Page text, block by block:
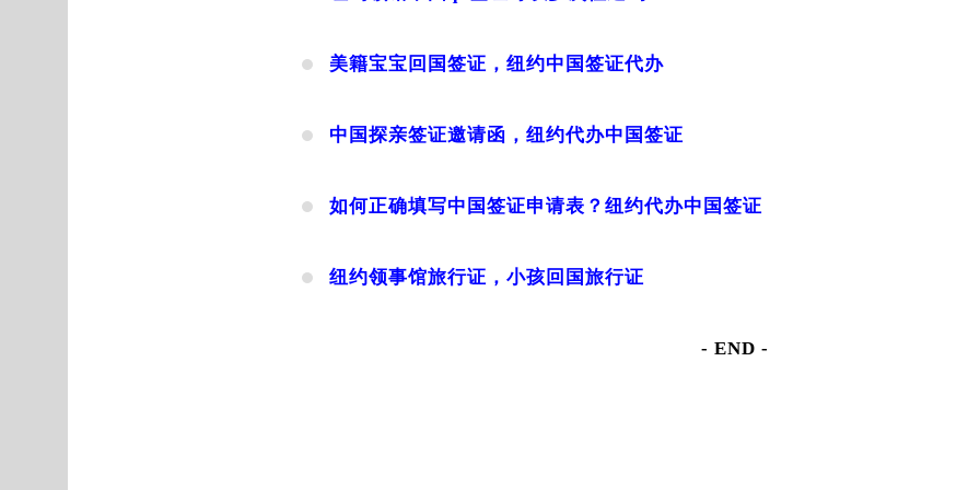
美籍宝宝回国签证，纽约中国签证代办
中国探亲签证邀请函，纽约代办中国签证
如何正确填写中国签证申请表？纽约代办中国签证
纽约领事馆旅行证，小孩回国旅行证
- END -